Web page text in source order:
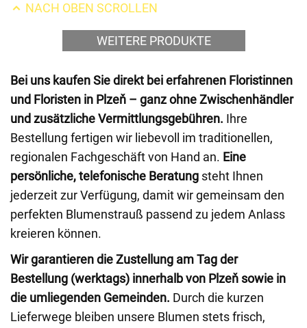
NACH OBEN SCROLLEN
WEITERE PRODUKTE
Bei uns kaufen Sie direkt bei erfahrenen Floristinnen
und Floristen in Plzeň – ganz ohne Zwischenhändler
und zusätzliche Vermittlungsgebühren. Ihre
Bestellung fertigen wir liebevoll im traditionellen,
regionalen Fachgeschäft von Hand an. Eine
persönliche, telefonische Beratung steht Ihnen
jederzeit zur Verfügung, damit wir gemeinsam den
perfekten Blumenstrauß passend zu jedem Anlass
kreieren können.
Wir garantieren die Zustellung am Tag der
Bestellung (werktags) innerhalb von Plzeň sowie in
die umliegenden Gemeinden. Durch die kurzen
Lieferwege bleiben unsere Blumen stets frisch,